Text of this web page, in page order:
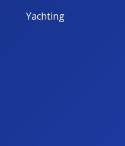
Yachting